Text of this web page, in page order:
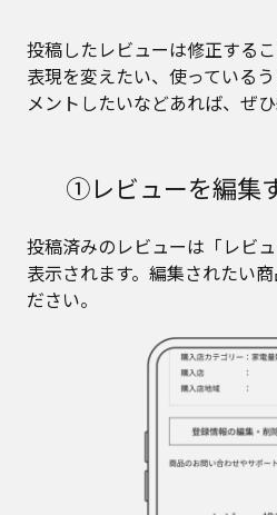
投稿したレビューは修正するこ
表現を変えたい、使っている
メントしたいなどあれば、ぜひ
①レビューを編集
投稿済みのレビューは「レビ
表示されます。編集されたい
ださい。